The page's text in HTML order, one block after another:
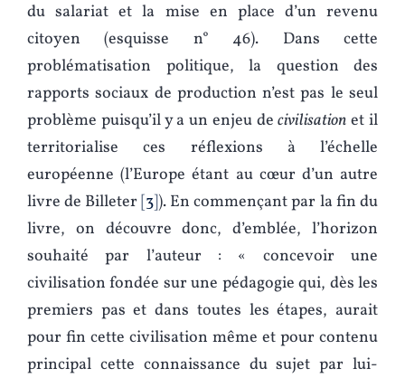
du salariat et la mise en place d’un revenu
citoyen (esquisse n° 46). Dans cette
problématisation politique, la question des
rapports sociaux de production n’est pas le seul
problème puisqu’il y a un enjeu decivilisation et il
territorialise ces réflexions à l’échelle
européenne (l’Europe étant au cœur d’un autre
livre de Billeter 3 ). En commençant par la fin du
livre, on découvre donc, d’emblée, l’horizon
souhaité par l’auteur : « concevoir une
civilisation fondée sur une pédagogie qui, dès les
premiers pas et dans toutes les étapes, aurait
pour fin cette civilisation même et pour contenu
principal cette connaissance du sujet par lui-